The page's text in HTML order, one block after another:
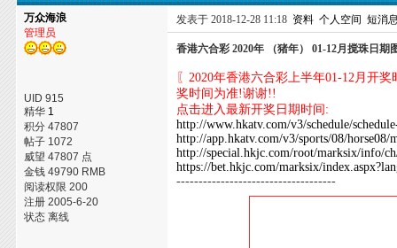
万众海浪
管理员
UID 915
精华 1
积分 47807
帖子 1072
威望 47807 点
金钱 49790 RMB
阅读权限 200
注册 2005-6-20
状态 离线
发表于 2018-12-28 11:18 资料 个人空间 短消
香港六合彩 2020年 （猪年） 01-12月搅珠日期
〖2020年香港六合彩上半年01-12月开
奖时间为准!谢谢!!
点击进入最新开奖日期时间:
http://www.hkatv.com/v3/schedule/
http://app.hkatv.com/v3/sports/08/horse08/
http://special.hkjc.com/root/marksix/info/
https://bet.hkjc.com/marksix/
------------------------------------